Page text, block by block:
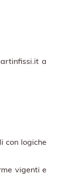
a
con logiche
vigenti e